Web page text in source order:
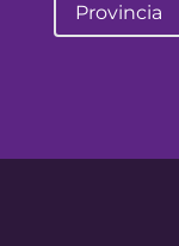
Provincia